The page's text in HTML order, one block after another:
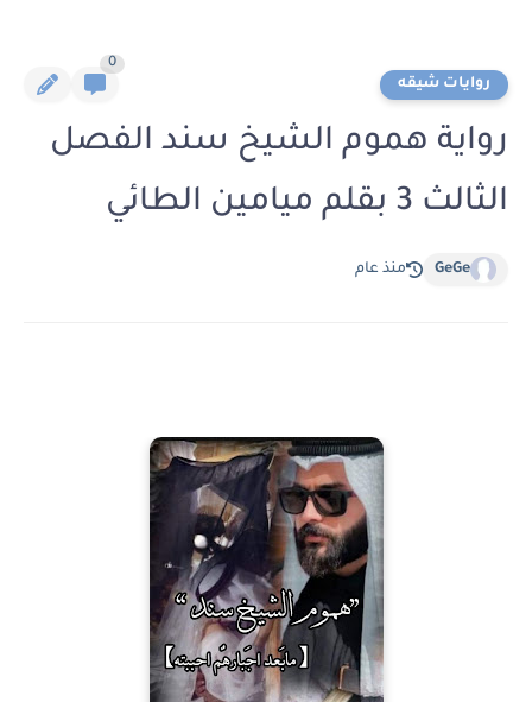
روايات شيقه
0
رواية هموم الشيخ سند الفصل
الثالث 3 بقلم ميامين الطائي
GeGe منذ عام